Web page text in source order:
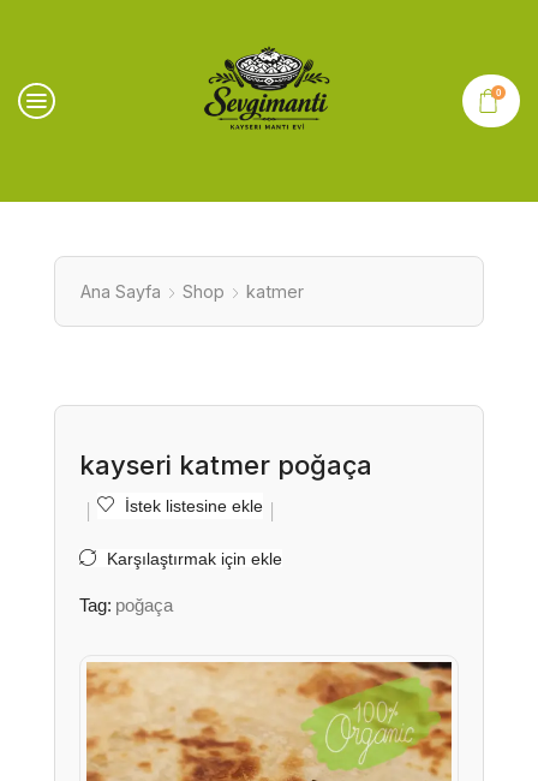
0
Ana Sayfa Shop katmer
kayseri katmer poğaça
İstek listesine ekle
Karşılaştırmak için ekle
Tag: poğaça